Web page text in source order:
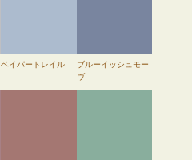
ベイパートレイル
ブルーイッシュモー
ヴ